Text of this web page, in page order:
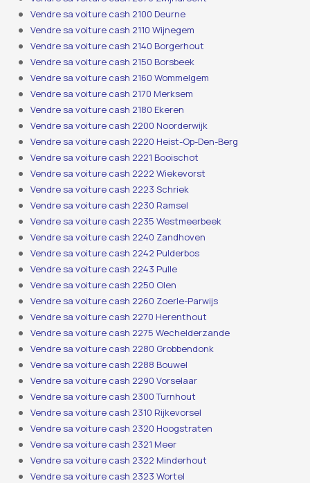
Vendre sa voiture cash 2100 Deurne
Vendre sa voiture cash 2110 Wijnegem
Vendre sa voiture cash 2140 Borgerhout
Vendre sa voiture cash 2150 Borsbeek
Vendre sa voiture cash 2160 Wommelgem
Vendre sa voiture cash 2170 Merksem
Vendre sa voiture cash 2180 Ekeren
Vendre sa voiture cash 2200 Noorderwijk
Vendre sa voiture cash 2220 Heist-Op-Den-Berg
Vendre sa voiture cash 2221 Booischot
Vendre sa voiture cash 2222 Wiekevorst
Vendre sa voiture cash 2223 Schriek
Vendre sa voiture cash 2230 Ramsel
Vendre sa voiture cash 2235 Westmeerbeek
Vendre sa voiture cash 2240 Zandhoven
Vendre sa voiture cash 2242 Pulderbos
Vendre sa voiture cash 2243 Pulle
Vendre sa voiture cash 2250 Olen
Vendre sa voiture cash 2260 Zoerle-Parwijs
Vendre sa voiture cash 2270 Herenthout
Vendre sa voiture cash 2275 Wechelderzande
Vendre sa voiture cash 2280 Grobbendonk
Vendre sa voiture cash 2288 Bouwel
Vendre sa voiture cash 2290 Vorselaar
Vendre sa voiture cash 2300 Turnhout
Vendre sa voiture cash 2310 Rijkevorsel
Vendre sa voiture cash 2320 Hoogstraten
Vendre sa voiture cash 2321 Meer
Vendre sa voiture cash 2322 Minderhout
Vendre sa voiture cash 2323 Wortel